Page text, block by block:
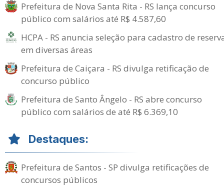
Prefeitura de Nova Santa Rita - RS lança concurso
público com salários até R$ 4.587,60
HCPA - RS anuncia seleção para cadastro de
em diversas áreas
Prefeitura de Caiçara - RS divulga retificação de
concurso público
Prefeitura de Santo Ângelo - RS abre concurso
público com salários de até R$ 6.369,10
Destaques:
Prefeitura de Santos - SP divulga retificações de
concursos públicos